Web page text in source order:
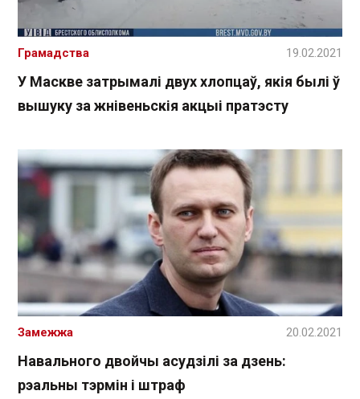
У Маскве затрымалі двух хлопцаў, якія былі ў
вышуку за жнівеньскія акцыі пратэсту
Грамадства 19.02.2021
Навального двойчы асудзілі за дзень:
рэальны тэрмін і штраф
Замежжа 20.02.2021